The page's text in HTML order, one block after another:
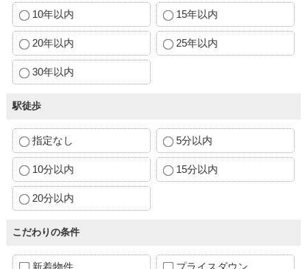
10年以内 15年以内
20年以内 25年以内
30年以内
駅徒歩
指定なし 5分以内
10分以内 15分以内
20分以内
こだわりの条件